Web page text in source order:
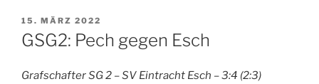
VERÖFFENTLICHT
AM
15. MÄRZ 2022
GSG2: Pech gegen Esch
Grafschafter SG 2 – SV Eintracht Esch – 3:4 (2:3)